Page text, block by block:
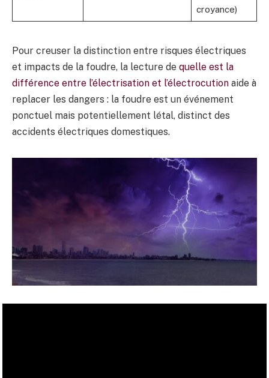
croyance)
Pour creuser la distinction entre risques électriques
et impacts de la foudre, la lecture de quelle est la
différence entre l’électrisation et l’électrocution aide à
replacer les dangers : la foudre est un événement
ponctuel mais potentiellement létal, distinct des
accidents électriques domestiques.